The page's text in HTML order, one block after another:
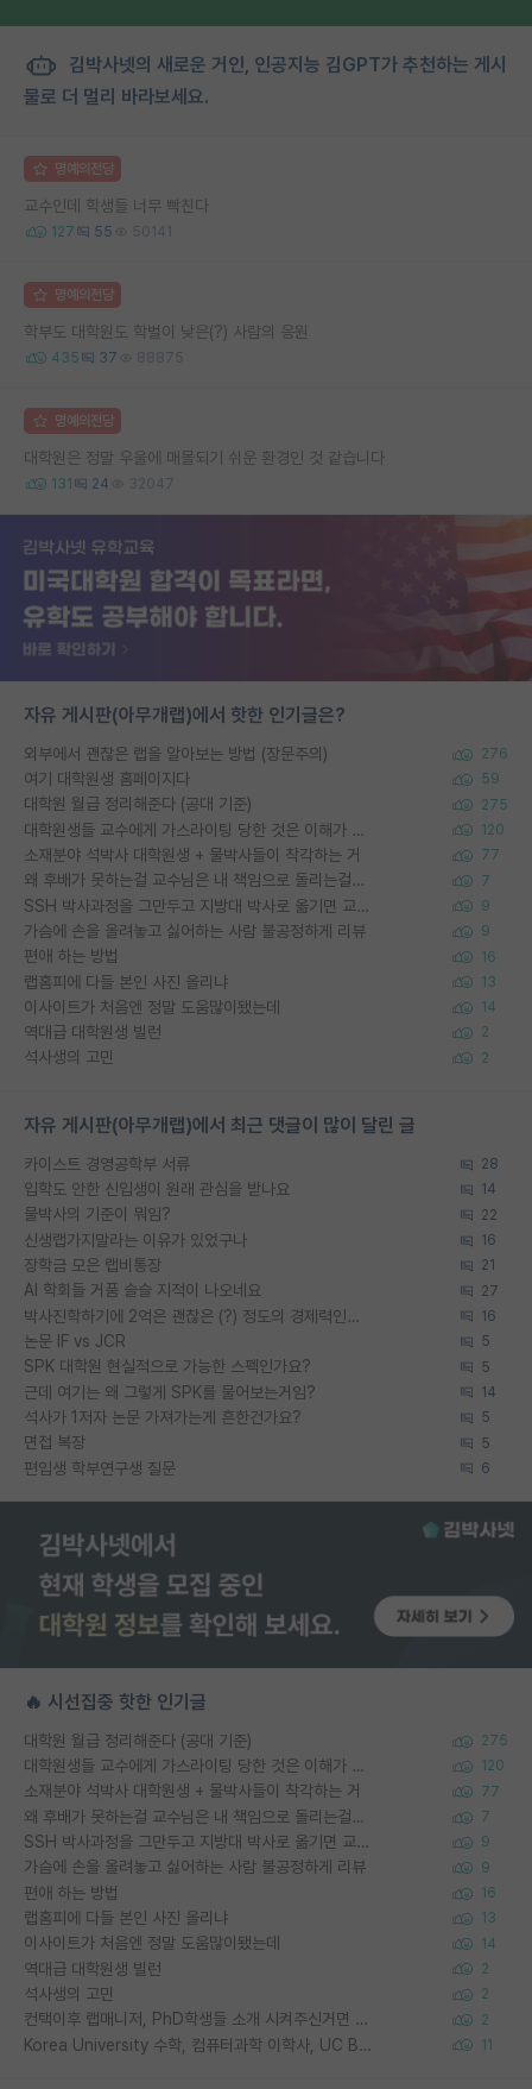
김박사넷의 새로운 거인, 인공지능 김GPT가 추천하는 게시
물로 더 멀리 바라보세요.
명예의전당
교수인데 학생들 너무 빡친다
127 55 50141
명예의전당
학부도 대학원도 학벌이 낮은(?) 사람의 응원
435 37 88875
명예의전당
대학원은 정말 우울에 매몰되기 쉬운 환경인 것 같습니다
131 24 32047
자유 게시판(아무개랩)에서 핫한 인기글은?
외부에서 괜찮은 랩을 알아보는 방법 (장문주의) 276
여기 대학원생 홈페이지다 59
대학원 월급 정리해준다 (공대 기준) 275
대학원생들 교수에게 가스라이팅 당한 것은 이해가 갑니다. 안타깝네요. 120
소재분야 석박사 대학원생 + 물박사들이 착각하는 거 77
왜 후배가 못하는걸 교수님은 내 책임으로 돌리는걸까요? 7
SSH 박사과정을 그만두고 지방대 박사로 옮기면 교수의 꿈은 끝일까요? 9
가슴에 손을 올려놓고 싫어하는 사람 불공정하게 리뷰 9
편애 하는 방법 16
랩홈피에 다들 본인 사진 올리냐 13
이사이트가 처음엔 정말 도움많이됐는데 14
역대급 대학원생 빌런 2
석사생의 고민 2
자유 게시판(아무개랩)에서 최근 댓글이 많이 달린 글
카이스트 경영공학부 서류 28
입학도 안한 신입생이 원래 관심을 받나요 14
물박사의 기준이 뭐임? 22
신생랩가지말라는 이유가 있었구나 16
장학금 모은 랩비통장 21
AI 학회들 거품 슬슬 지적이 나오네요 27
박사진학하기에 2억은 괜찮은 (?) 정도의 경제력인가요 16
논문 IF vs JCR 5
SPK 대학원 현실적으로 가능한 스펙인가요? 5
근데 여기는 왜 그렇게 SPK를 물어보는거임? 14
석사가 1저자 논문 가져가는게 흔한건가요? 5
면접 복장 5
편입생 학부연구생 질문 6
🔥 시선집중 핫한 인기글
대학원 월급 정리해준다 (공대 기준) 275
대학원생들 교수에게 가스라이팅 당한 것은 이해가 갑니다. 안타깝네요. 120
소재분야 석박사 대학원생 + 물박사들이 착각하는 거 77
왜 후배가 못하는걸 교수님은 내 책임으로 돌리는걸까요? 7
SSH 박사과정을 그만두고 지방대 박사로 옮기면 교수의 꿈은 끝일까요? 9
가슴에 손을 올려놓고 싫어하는 사람 불공정하게 리뷰 9
편애 하는 방법 16
랩홈피에 다들 본인 사진 올리냐 13
이사이트가 처음엔 정말 도움많이됐는데 14
역대급 대학원생 빌런 2
석사생의 고민 2
컨택이후 랩매니저, PhD학생들 소개 시켜주신거면 거의 컨펌에 가깝나요? 2
Korea University 수학, 컴퓨터과학 이학사, UC Berkeley 산업공학 대학원 공학박사가 되는 것은 쉽지 않겠죠? 11